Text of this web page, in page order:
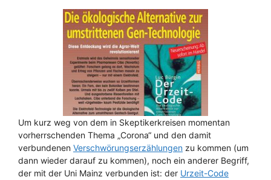
Um kurz weg von dem in Skeptikerkreisen momentan
vorherrschenden Thema „Corona“ und den damit
verbundenen Verschwörungserzählungen zu kommen (um
dann wieder darauf zu kommen), noch ein anderer Begriff,
der mit der Uni Mainz verbunden ist: der Urzeit-Code